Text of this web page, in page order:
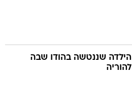
הילדה שננטשה בהודו שבה
להוריה